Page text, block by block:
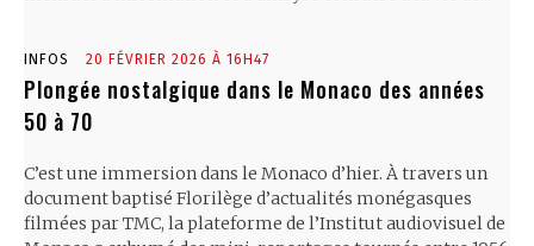
INFOS 20 FÉVRIER 2026 À 16H47
Plongée nostalgique dans le Monaco des années
50 à 70
C’est une immersion dans le Monaco d’hier. À travers un
document baptisé Florilège d’actualités monégasques
filmées par TMC, la plateforme de l’Institut audiovisuel de